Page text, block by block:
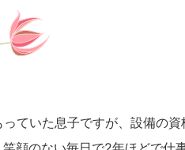
ていた息子ですが、設備の資